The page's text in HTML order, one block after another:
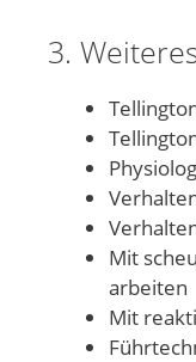
3.
Mit
arbeiten
Mit